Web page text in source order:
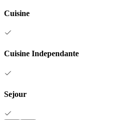
Cuisine
Cuisine Independante
Sejour